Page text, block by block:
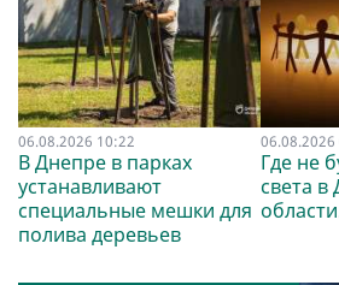
06.08.2026 10:22
В Днепре в парках
устанавливают
специальные мешки для
полива деревьев
06.08.2026
Где не
света в